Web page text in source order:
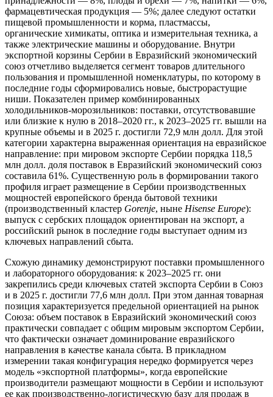
фармацевтическая продукция — 5%; далее следуют остатки
пищевой промышленности и корма, пластмассы,
органические химикаты, оптика и измерительная техника, а
также электрические машины и оборудование. Внутри
экспортной корзины Сербии в Евразийский экономический
союз отчетливо выделяется сегмент товаров длительного
пользования и промышленной номенклатуры, по которому в
последние годы сформировались новые, быстрорастущие
ниши. Показателен пример комбинированных
холодильников-морозильников: поставки, отсутствовавшие
или близкие к нулю в 2018–2020 гг., к 2023–2025 гг. вышли на
крупные объемы и в 2025 г. достигли 72,9 млн долл. Для этой
категории характерна выраженная ориентация на евразийское
направление: при мировом экспорте Сербии порядка 118,5
млн долл. доля поставок в Евразийский экономический союз
составила 61%. Существенную роль в формировании такого
профиля играет размещение в Сербии производственных
мощностей европейского бренда бытовой техники
(производственный кластер Gorenje, ныне Hisense Europe):
выпуск с сербских площадок ориентирован на экспорт, а
российский рынок в последние годы выступает одним из
ключевых направлений сбыта.
Схожую динамику демонстрируют поставки промышленного
и лабораторного оборудования: к 2023–2025 гг. они
закрепились среди ключевых статей экспорта Сербии в Союз
и в 2025 г. достигли 77,6 млн долл. При этом данная товарная
позиция характеризуется предельной ориентацией на рынок
Союза: объем поставок в Евразийский экономический союз
практически совпадает с общим мировым экспортом Сербии,
что фактически означает доминирование евразийского
направления в качестве канала сбыта. В прикладном
измерении такая конфигурация нередко формируется через
модель «экспортной платформы», когда европейские
производители размещают мощности в Сербии и используют
ее как производственно-логистическую базу для продаж в